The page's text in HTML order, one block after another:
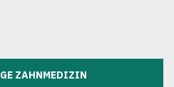
ZAHNMEDIZIN